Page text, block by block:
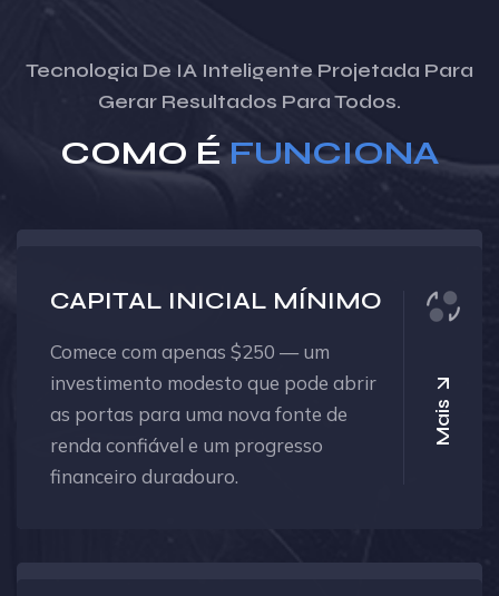
Tecnologia De IA Inteligente Projetada Para
Gerar Resultados Para Todos.
COMO ÉFUNCIONA
CAPITAL INICIAL MÍNIMO
Comece com apenas $250 — um
investimento modesto que pode abrir
as portas para uma nova fonte de
renda confiável e um progresso
financeiro duradouro.
Mais